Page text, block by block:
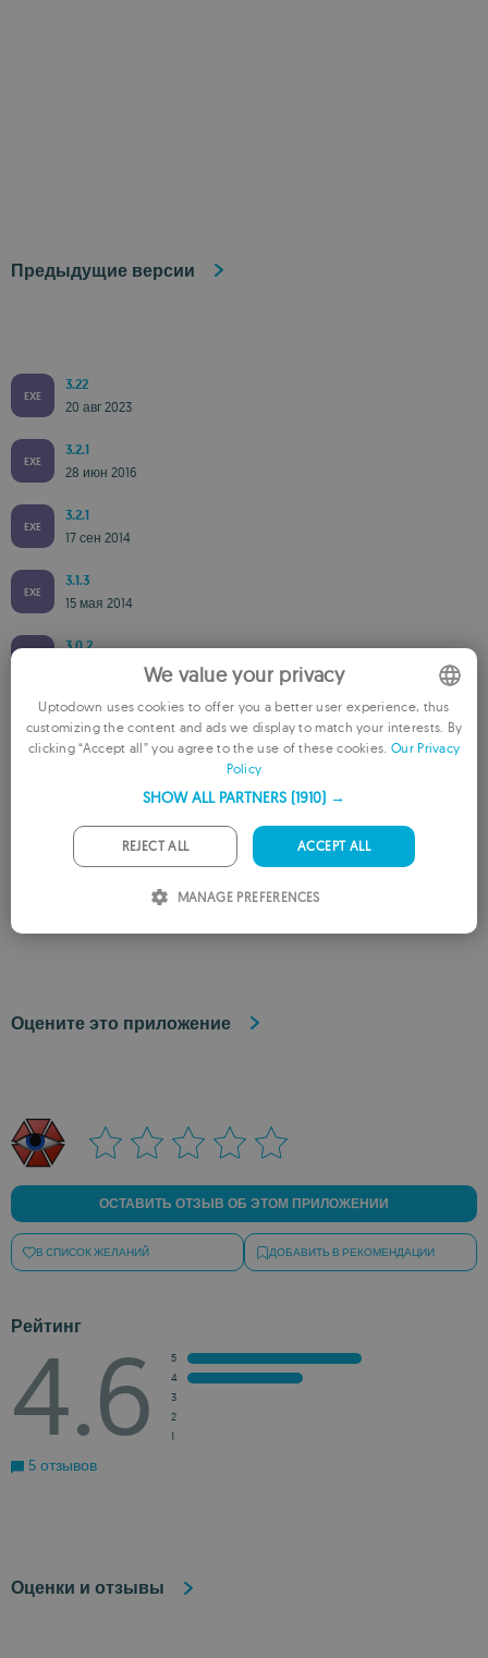
Предыдущие версии
EXE
3.22
20 авг 2023
EXE
3.2.1
28 июн 2016
EXE
3.2.1
17 сен 2014
EXE
3.1.3
15 мая 2014
3.0.2
EXE
2.1.8
17 мая 2010
Доступно для других платформ
AegiSub для Mac
Оцените это приложение
ОСТАВИТЬ ОТЗЫВ ОБ ЭТОМ ПРИЛОЖЕНИИ
В СПИСОК ЖЕЛАНИЙ ДОБАВИТЬ В РЕКОМЕНДАЦИИ
Рейтинг
4.6
5
4
3
2
1
5 отзывов
Оценки и отзывы
ENGLISH
We value your privacy
Uptodown uses cookies to offer you a better user experience, thus
customizing the content and ads we display to match your interests. By
clicking “Accept all” you agree to the use of these cookies. Our Privacy
Policy
SHOW ALL PARTNERS (1910) →
ACCEPT ALL
REJECT ALL
MANAGE PREFERENCES